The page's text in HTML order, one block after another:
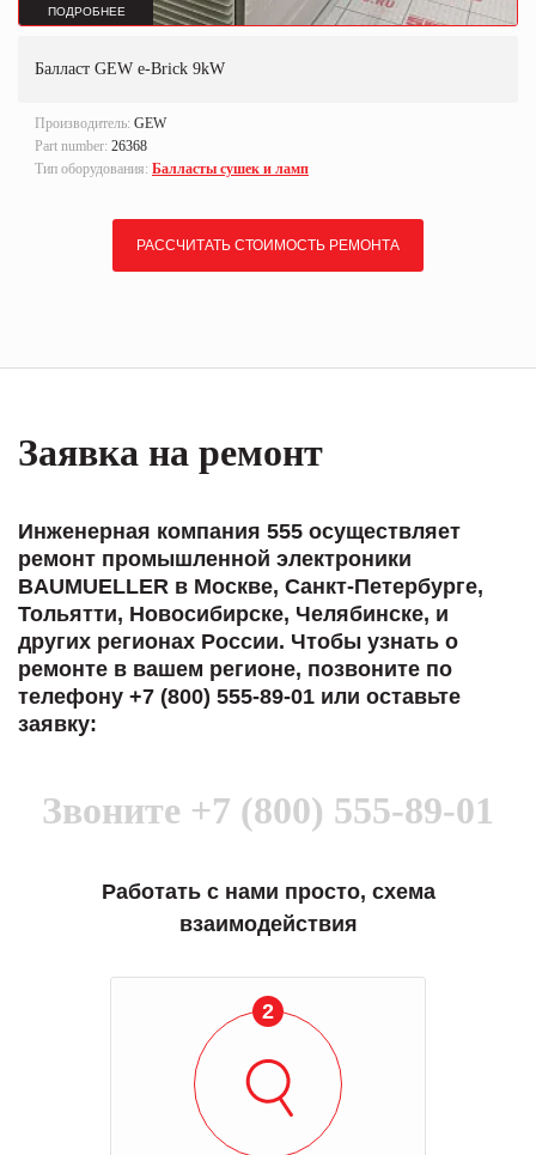
ПОДРОБНЕЕ
Балласт GEW e-Brick 9kW
Производитель: GEW
Part number: 26368
Тип оборудования: Балласты сушек и ламп
РАССЧИТАТЬ СТОИМОСТЬ РЕМОНТА
Заявка на ремонт
Инженерная компания 555 осуществляет
ремонт промышленной электроники
BAUMUELLER в Москве, Санкт-Петербурге,
Тольятти, Новосибирске, Челябинске, и
других регионах России. Чтобы узнать о
ремонте в вашем регионе, позвоните по
телефону +7 (800) 555-89-01 или оставьте
заявку:
Звоните +7 (800) 555-89-01
Работать с нами просто, схема
взаимодействия
2